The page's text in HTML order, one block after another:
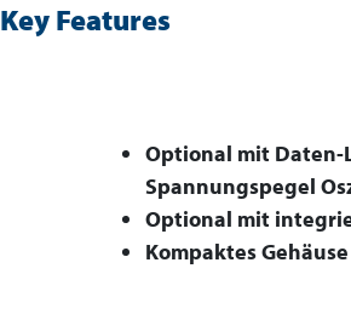
Key Features
Optional mit Daten-
Spannungspegel
Optional mit
Kompaktes